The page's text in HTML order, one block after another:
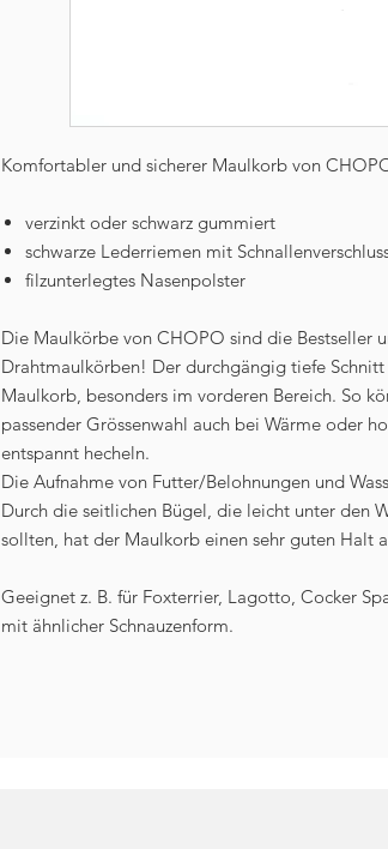
Komfortabler und sicherer Maulkorb von
verzinkt oder schwarz gummiert
schwarze Lederriemen mit
filzunterlegtes Nasenpolster
Die Maulkörbe von CHOPO sind die Bestseller
Drahtmaulkörben! Der durchgängig tiefe
Maulkorb, besonders im vorderen Bereich. So
passender Grössenwahl auch bei Wärme oder
entspannt hecheln.
Die Aufnahme von Futter/Belohnungen und
Durch die seitlichen Bügel, die leicht unter den
sollten, hat der Maulkorb einen sehr guten Halt
Geeignet z. B. für Foxterrier, Lagotto, Cocker
mit ähnlicher Schnauzenform.